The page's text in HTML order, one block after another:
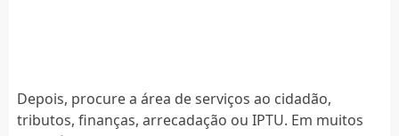
Depois, procure a área de serviços ao cidadão,
tributos, finanças, arrecadação ou IPTU. Em muitos